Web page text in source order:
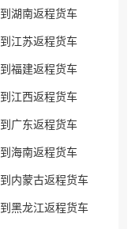
到湖南返程货车
到江苏返程货车
到福建返程货车
到江西返程货车
到广东返程货车
到海南返程货车
到内蒙古返程货车
到黑龙江返程货车